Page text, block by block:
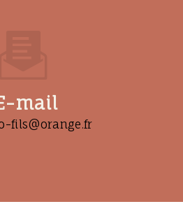
mail
fils@orange.fr